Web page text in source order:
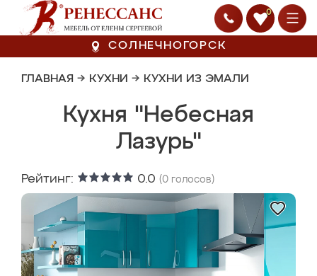
0
СОЛНЕЧНОГОРСК
ГЛАВНАЯ → КУХНИ → КУХНИ ИЗ ЭМАЛИ
Кухня "Небесная
Лазурь"
Рейтинг: 0.0 (0 голосов)